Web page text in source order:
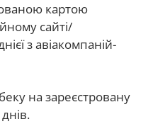
картою
сайті/
з авіакомпаній-
на зареєстровану